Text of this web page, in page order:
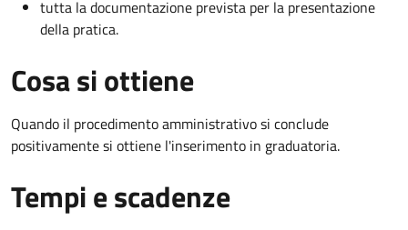
tutta la documentazione prevista per la presentazione
della pratica.
Cosa si ottiene
Quando il procedimento amministrativo si conclude
positivamente si ottiene l'inserimento in graduatoria.
Tempi e scadenze